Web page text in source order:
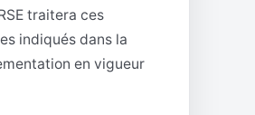
traitera ces
indiqués dans la
en vigueur